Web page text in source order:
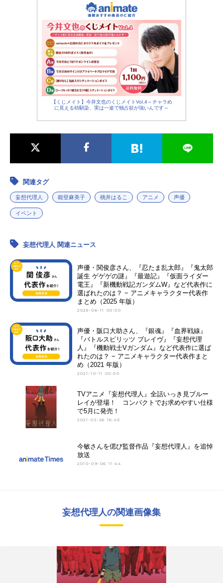
藤原啓治
三石琴乃
津村まこと
郷里大輔
【くじメイト】今井文也のくじメイトVol.4～チャラめ
に見える幼馴染、実は一途で独占欲が強いんです～
関連タグ
妄想代理人 能登麻美子 桃井はるこ アニメ 声優
イベント
妄想代理人 関連ニュース
声優・関俊彦さん、『忍たま乱太郎』『鬼太郎
誕生 ゲゲゲの謎』『最遊記』『仮面ライダー
電王』『新機動戦記ガンダムW』など代表作に
選ばれたのは？ − アニメキャラクター代表作
まとめ（2025 年版）
2025-06-11 00:00
声優・阪口大助さん、『銀魂』『血界戦線』
『バトルスピリッツ ブレイヴ』『妄想代理
人』『機動戦士Vガンダム』など代表作に選ば
れたのは？ − アニメキャラクター代表作まと
め（2021 年版）
2021-10-11 00:00
TVアニメ『妄想代理人』全話いっき見ブルー
レイが登場！ コンパクトでお求めやすい仕様
で5月に発売！
2021-02-26 16:45
今敏さんを偲び監督作品『妄想代理人』を追悼
放送
2010-09-06 11:44
妄想代理人の関連画像集